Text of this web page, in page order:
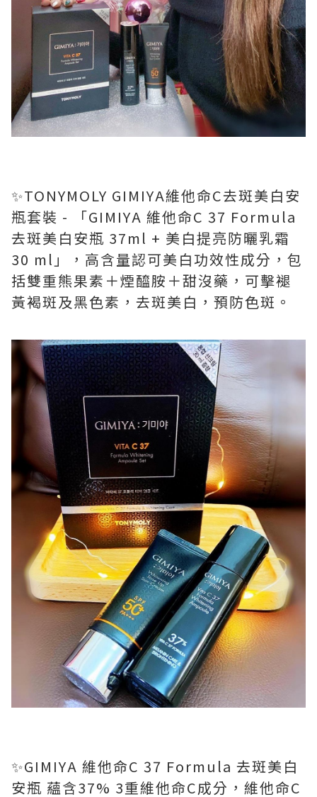
✨TONYMOLY GIMIYA維他命C去斑美白安
瓶套裝 - 「GIMIYA 維他命C 37 Formula
去斑美白安瓶 37ml + 美白提亮防曬乳霜
30 ml」，高含量認可美白功效性成分，包
括雙重熊果素＋煙醯胺＋甜沒藥，可擊褪
黃褐斑及黑色素，去斑美白，預防色斑。
✨GIMIYA 維他命C 37 Formula 去斑美白
安瓶 蘊含37% 3重維他命C成分，維他命C